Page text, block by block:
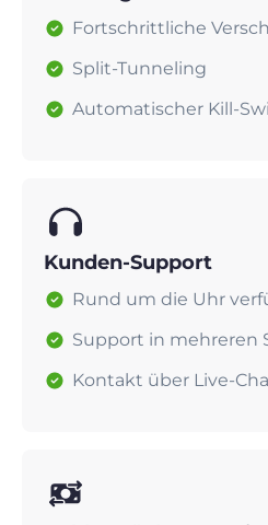
Fortschrittliche
Split-Tunneling
Automatischer Kill-
Kunden-Support
Rund um die Uhr
Support in mehreren
Kontakt über Live-